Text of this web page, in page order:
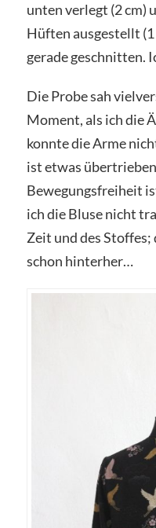
unten verlegt (2 cm)
Hüften ausgestellt
gerade geschnitten.
Die Probe sah
Moment, als ich die
konnte die Arme
ist etwas
Bewegungsfreiheit
ich die Bluse nicht
Zeit und des
schon hinterher…